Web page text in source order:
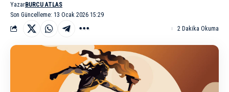
Son Güncelleme: 13 Ocak 2026 15:29
YazarBURCU ATLAS
2 Dakika Okuma